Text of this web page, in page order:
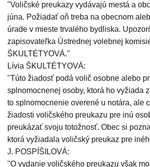
"Voličské preukazy vydávajú mestá a
júna. Požiadať oň treba na obecnom
úrade v mieste trvalého bydliska.
zapisovateľka Ústrednej volebnej
ŠKULTÉTYOVÁ."
Lívia ŠKULTÉTYOVÁ:
"Túto žiadosť podá volič osobne alebo
splnomocnenej osoby, ktorá ho vyžiada
to splnomocnenie overené u notára, ale
žiadosti voličského preukazu pre inú
preukázať svoju totožnosť. Obec si
ktorá vyžiadala voličský preukaz pre
J. POSPÍŠILOVÁ:
"O vydanie voličského preukazu však